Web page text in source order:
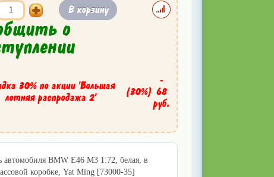
В корзину
о
30% по акции 'Большая
летняя распродажа 2'
(30%)
-
68
руб.
автомобиля BMW E46 M3 1:72, белая, в
коробке, Yat Ming [73000-35]